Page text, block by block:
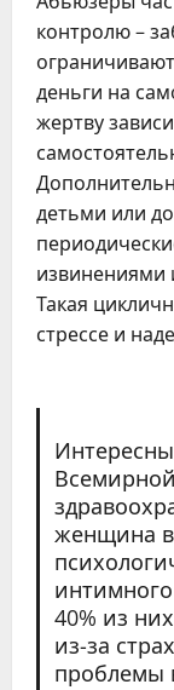
контролю –
деньги на
жертву
детьми или
извинениями
Такая
стрессе и
женщина в
40% из
из-за
проблемы